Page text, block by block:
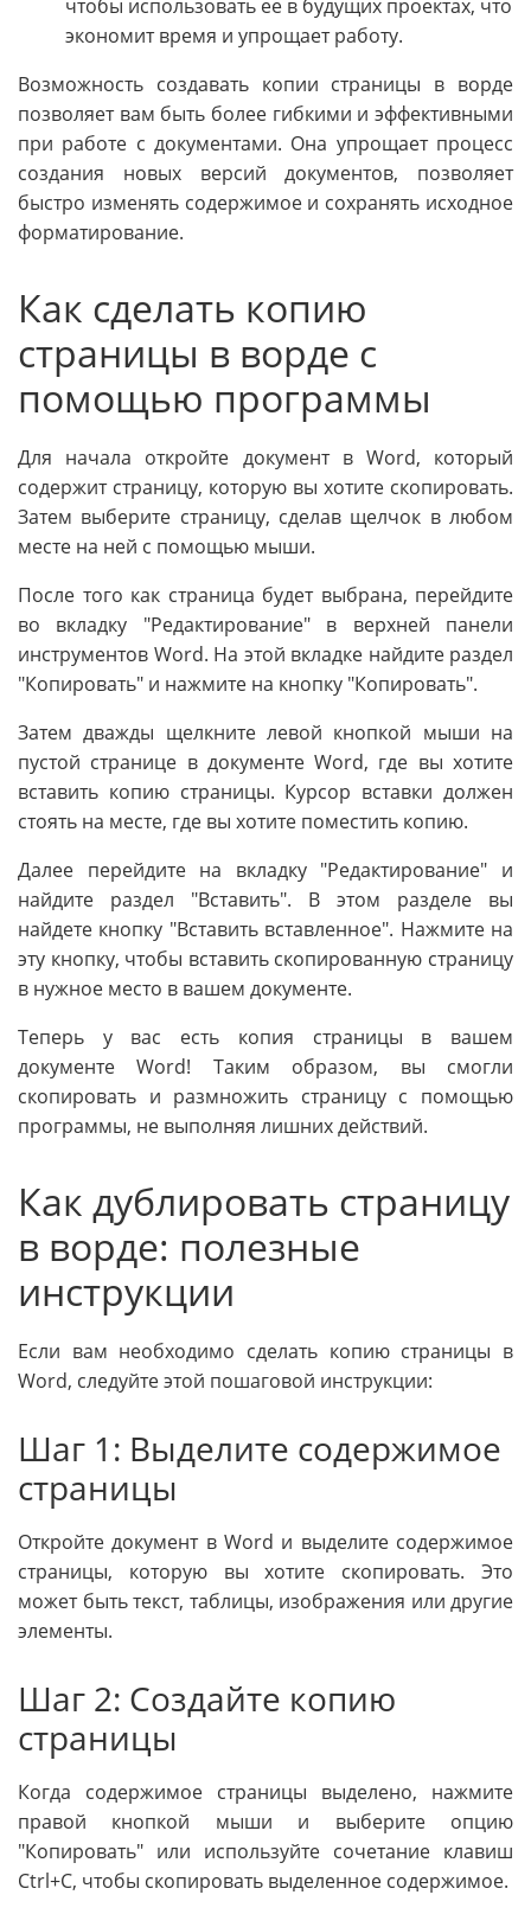
чтобы использовать ее в будущих проектах, что
экономит время и упрощает работу.
Возможность создавать копии страницы в ворде
позволяет вам быть более гибкими и эффективными
при работе с документами. Она упрощает процесс
создания новых версий документов, позволяет
быстро изменять содержимое и сохранять исходное
форматирование.
Как сделать копию
страницы в ворде с
помощью программы
Для начала откройте документ в Word, который
содержит страницу, которую вы хотите скопировать.
Затем выберите страницу, сделав щелчок в любом
месте на ней с помощью мыши.
После того как страница будет выбрана, перейдите
во вкладку "Редактирование" в верхней панели
инструментов Word. На этой вкладке найдите раздел
"Копировать" и нажмите на кнопку "Копировать".
Затем дважды щелкните левой кнопкой мыши на
пустой странице в документе Word, где вы хотите
вставить копию страницы. Курсор вставки должен
стоять на месте, где вы хотите поместить копию.
Далее перейдите на вкладку "Редактирование" и
найдите раздел "Вставить". В этом разделе вы
найдете кнопку "Вставить вставленное". Нажмите на
эту кнопку, чтобы вставить скопированную страницу
в нужное место в вашем документе.
Теперь у вас есть копия страницы в вашем
документе Word! Таким образом, вы смогли
скопировать и размножить страницу с помощью
программы, не выполняя лишних действий.
Как дублировать страницу
в ворде: полезные
инструкции
Если вам необходимо сделать копию страницы в
Word, следуйте этой пошаговой инструкции:
Шаг 1: Выделите содержимое
страницы
Откройте документ в Word и выделите содержимое
страницы, которую вы хотите скопировать. Это
может быть текст, таблицы, изображения или другие
элементы.
Шаг 2: Создайте копию
страницы
Когда содержимое страницы выделено, нажмите
правой кнопкой мыши и выберите опцию
"Копировать" или используйте сочетание клавиш
Ctrl+C, чтобы скопировать выделенное содержимое.